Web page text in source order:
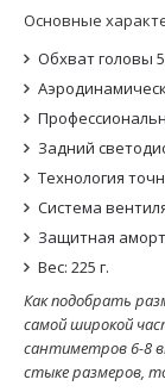
Основные
Обхват головы
Задний
Технология
Система
Защитная
Вес: 225 г.
Как подобрать
самой широкой
сантиметров 6-8
стыке размеров,